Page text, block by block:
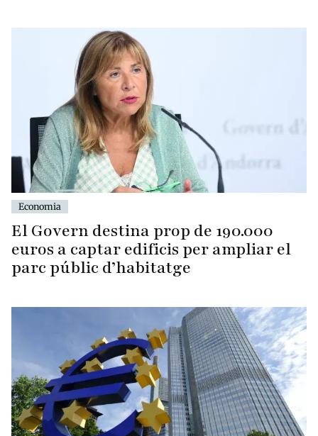
Economia
El Govern destina prop de 190.000
euros a captar edificis per ampliar el
parc públic d’habitatge